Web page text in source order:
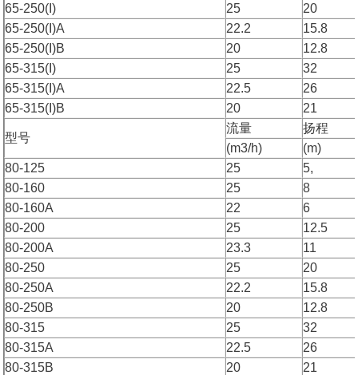
65-250(I)
25
20
65-250(I)A
22.2
15.8
65-250(I)B
20
12.8
65-315(I)
25
32
65-315(I)A
22.5
26
65-315(I)B
20 21
型号
流量
扬程
(m3/h)
(m)
80-125
25
5,
80-160
25
8
80-160A
22
6
80-200
25
12.5
80-200A
23.3
11
80-250
25
20
80-250A
22.2
15.8
80-250B
20
12.8
80-315
25
32
80-315A
22.5
26
80-315B
20
21